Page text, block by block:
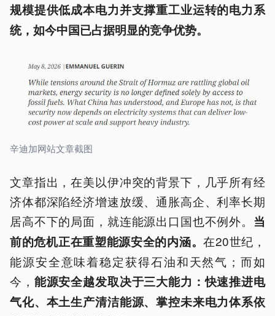
规模提供低成本电力并支撑重工业运转的电力系
统，如今中国已占据明显的竞争优势。
辛迪加网站文章截图
文章指出，在美以伊冲突的背景下，几乎所有经
济体都深陷经济增速放缓、通胀高企、利率长期
居高不下的局面，就连能源出口国也不例外。 当
前的危机正在重塑能源安全的内涵。在20世纪，
能源安全意味着稳定获得石油和天然气；而如
今， 能源安全越发取决于三大能力：快速推进电
气化、本土生产清洁能源、掌控未来电力体系依